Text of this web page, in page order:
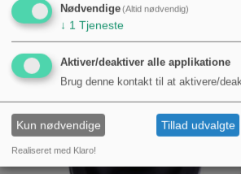
Nødvendige(Altid nødvendig)
↓ 1 Tjeneste
Aktiver/deaktiver alle applikatione
Brug denne kontakt til at aktivere/
Kun nødvendige Tillad udvalgte
Realiseret med Klaro!